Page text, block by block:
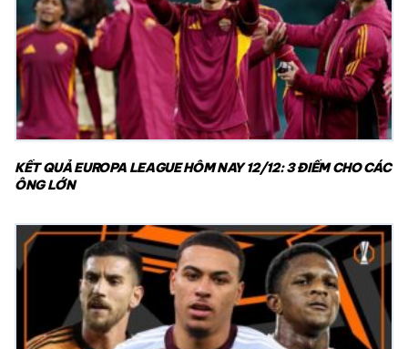
KẾT QUẢ EUROPA LEAGUE HÔM NAY 12/12: 3 ĐIỂM CHO CÁC
ÔNG LỚN